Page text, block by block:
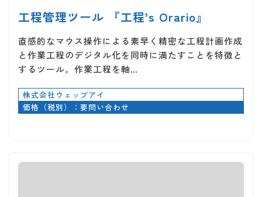
工程管理ツール 『工程’s Orario』
直感的なマウス操作による素早く精密な工程計画作成
と作業工程のデジタル化を同時に満たすことを特徴と
するツール。作業工程を軸…
株式会社ウェッブアイ
価格（税別）：要問い合わせ